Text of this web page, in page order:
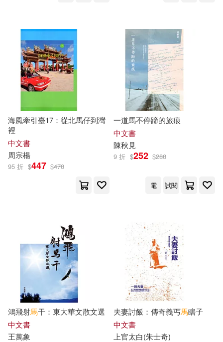
白石ガッタ(26) さくら蒼(25)
司馬遼太郎(25) 王淑芬(25)
復旦大學當代國外馬克思主義研究
中心(24)
荒木飛呂彥(24)
劉思源(23)
司馬彥（書寫）(22)
艾閣萌（英國）有限公司著(22)
らん千夜(21)
サマミヤアカザ(21)
化學工業出版社(143)
三民(139)
人民文學出版社(129)
高等教育出版社(122)
天津人民出版社(118)
吉林出版集團有限責任公司(117)
上海三聯書店(115)
清華大學出版社(113)
海風牽引臺17：從北馬仔到灣
裡
中文書
周宗楊
95 折 $447 $470
一道馬不停蹄的旅痕
中文書
陳秋見
9 折 $252 $280
電 試閱
鴻飛射馬干：東大華文散文選
中文書
王萬象
夫妻討飯：傳奇義丐馬瞎子
中文書
上官太白(朱士奇)